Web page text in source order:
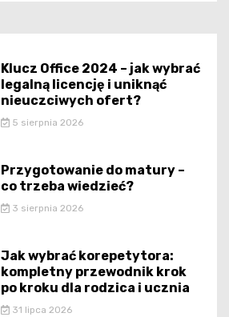
Klucz Office 2024 – jak wybrać
legalną licencję i uniknąć
nieuczciwych ofert?
5 sierpnia 2026
Przygotowanie do matury –
co trzeba wiedzieć?
3 sierpnia 2026
Jak wybrać korepetytora:
kompletny przewodnik krok
po kroku dla rodzica i ucznia
31 lipca 2026